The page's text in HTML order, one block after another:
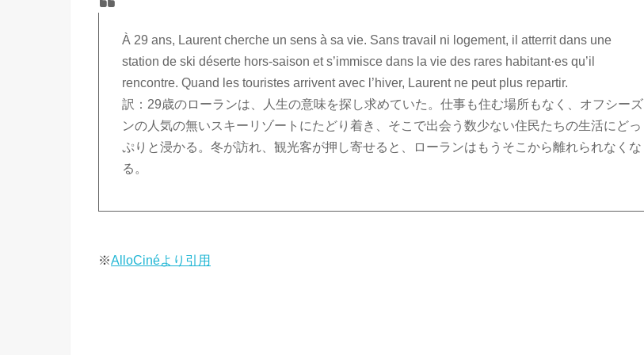
À 29 ans, Laurent cherche un sens à sa vie. Sans travail ni logement, il atterrit dans une
station de ski déserte hors-saison et s’immisce dans la vie des rares habitant·es qu’il
rencontre. Quand les touristes arrivent avec l’hiver, Laurent ne peut plus repartir.
訳：29歳のローランは、人生の意味を探し求めていた。仕事も住む場所もなく、オフシーズ
ンの人気の無いスキーリゾートにたどり着き、そこで出会う数少ない住民たちの生活にどっ
ぷりと浸かる。冬が訪れ、観光客が押し寄せると、ローランはもうそこから離れられなくな
る。
※AlloCinéより引用